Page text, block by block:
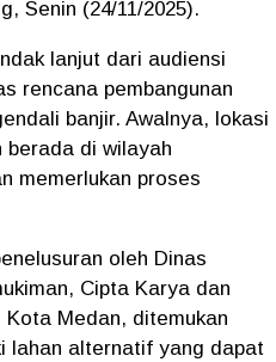
Senin (24/11/2025).
lanjut dari audiensi
rencana pembangunan
banjir. Awalnya, lokasi
berada di wilayah
memerlukan proses
oleh Dinas
Cipta Karya dan
Medan, ditemukan
lahan alternatif yang dapat